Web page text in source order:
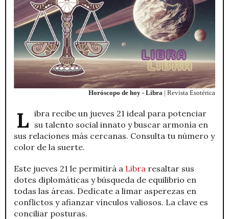
Horóscopo de hoy - Libra | Revista Esotérica
Libra recibe un jueves 21 ideal para potenciar su talento social innato y buscar armonía en
sus relaciones más cercanas. Consulta tu número y
color de la suerte.
Este jueves 21 le permitirá a Libra resaltar sus
dotes diplomáticas y búsqueda de equilibrio en
todas las áreas. Dedícate a limar asperezas en
conflictos y afianzar vínculos valiosos. La clave es
conciliar posturas.